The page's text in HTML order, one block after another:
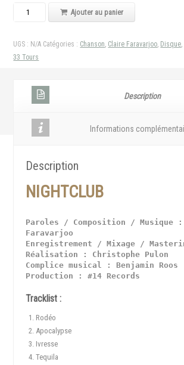
Quantité Ajouter au panier
UGS : N/A Catégories : Chanson, Claire Faravarjoo, Disque,
33 Tours
Description
Informations
Description
NIGHTCLUB
Paroles / Composition / Musique
Faravarjoo
Enregistrement / Mixage /
Réalisation : Christophe Pulon
Complice musical : Benjamin Roos
Production : #14 Records
Tracklist :
Rodéo
Apocalypse
Ivresse
Tequila